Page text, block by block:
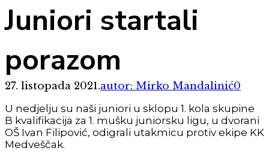
Juniori startali
porazom
27. listopada 2021.autor: Mirko Mandalinić0
U nedjelju su naši juniori u sklopu 1. kola skupine
B kvalifikacija za 1. mušku juniorsku ligu, u dvorani
OŠ Ivan Filipović, odigrali utakmicu protiv ekipe KK
Medveščak.